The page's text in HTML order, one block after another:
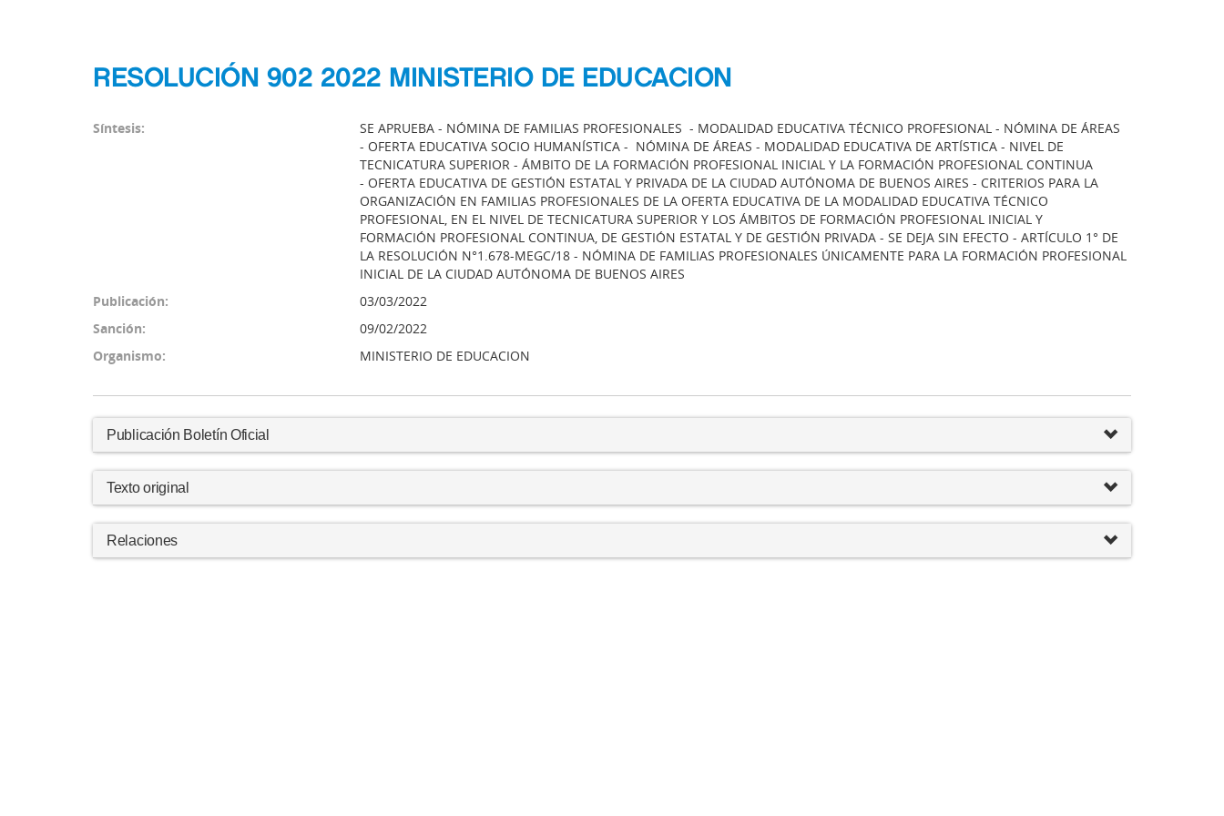
RESOLUCIÓN 902 2022 MINISTERIO DE EDUCACION
Síntesis:
SE APRUEBA - NÓMINA DE FAMILIAS PROFESIONALES - MODALIDAD EDUCATIVA TÉCNICO PROFESIONAL - NÓMINA DE ÁREAS
- OFERTA EDUCATIVA SOCIO HUMANÍSTICA - NÓMINA DE ÁREAS - MODALIDAD EDUCATIVA DE ARTÍSTICA - NIVEL DE
TECNICATURA SUPERIOR - ÁMBITO DE LA FORMACIÓN PROFESIONAL INICIAL Y LA FORMACIÓN PROFESIONAL CONTINUA
- OFERTA EDUCATIVA DE GESTIÓN ESTATAL Y PRIVADA DE LA CIUDAD AUTÓNOMA DE BUENOS AIRES - CRITERIOS PARA LA
ORGANIZACIÓN EN FAMILIAS PROFESIONALES DE LA OFERTA EDUCATIVA DE LA MODALIDAD EDUCATIVA TÉCNICO
PROFESIONAL, EN EL NIVEL DE TECNICATURA SUPERIOR Y LOS ÁMBITOS DE FORMACIÓN PROFESIONAL INICIAL Y
FORMACIÓN PROFESIONAL CONTINUA, DE GESTIÓN ESTATAL Y DE GESTIÓN PRIVADA - SE DEJA SIN EFECTO - ARTÍCULO 1° DE
LA RESOLUCIÓN N°1.678-MEGC/18 - NÓMINA DE FAMILIAS PROFESIONALES ÚNICAMENTE PARA LA FORMACIÓN PROFESIONAL
INICIAL DE LA CIUDAD AUTÓNOMA DE BUENOS AIRES
Publicación:
03/03/2022
Sanción:
09/02/2022
Organismo:
MINISTERIO DE EDUCACION
Publicación Boletín Oficial
Texto original
Relaciones